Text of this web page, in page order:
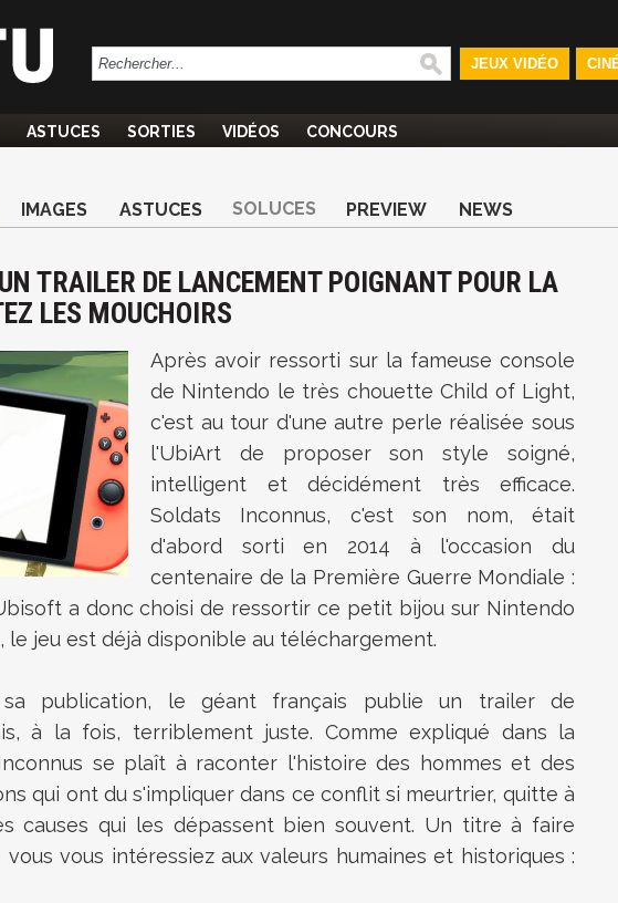
JEUX VIDÉO
ASTUCES SORTIES VIDÉOS CONCOURS
IMAGES ASTUCES SOLUCES PREVIEW NEWS
TRAILER DE LANCEMENT POIGNANT POUR LA
LES MOUCHOIRS
Après avoir ressorti sur la fameuse console
de Nintendo le très chouette Child of Light,
c'est au tour d'une autre perle réalisée sous
l'UbiArt de proposer son style soigné,
intelligent et décidément très efficace.
Soldats Inconnus, c'est son nom, était
d'abord sorti en 2014 à l'occasion du
centenaire de la Première Guerre Mondiale :
a donc choisi de ressortir ce petit bijou sur Nintendo
jeu est déjà disponible au téléchargement.
sa publication, le géant français publie un trailer de
à la fois, terriblement juste. Comme expliqué dans la
se plaît à raconter l'histoire des hommes et des
qui ont du s'impliquer dans ce conflit si meurtrier, quitte à
causes qui les dépassent bien souvent. Un titre à faire
vous intéressiez aux valeurs humaines et historiques :